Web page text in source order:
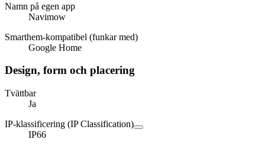
Namn på egen app
Navimow
Smarthem-kompatibel (funkar med)
Google Home
Design, form och placering
Tvättbar
Ja
IP-klassificering (IP Classification)
IP66